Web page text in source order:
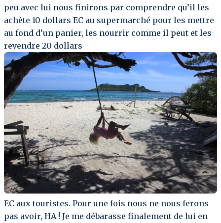
peu avec lui nous finirons par comprendre qu’il les
achète 10 dollars EC au supermarché pour les mettre
au fond d’un panier, les nourrir comme il peut et les
revendre 20 dollars
EC aux touristes. Pour une fois nous ne nous ferons
pas avoir, HA ! Je me débarasse finalement de lui en